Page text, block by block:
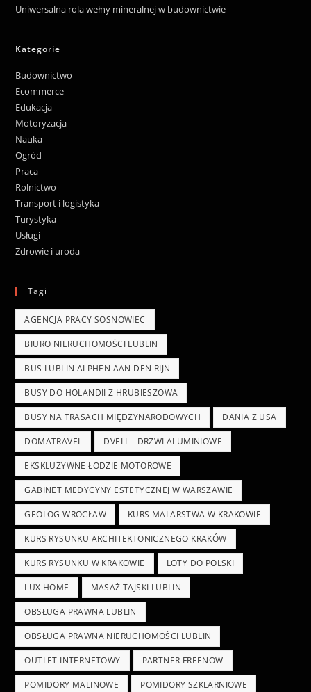
Uniwersalna rola wełny mineralnej w budownictwie
Kategorie
Budownictwo
Ecommerce
Edukacja
Motoryzacja
Nauka
Ogród
Praca
Rolnictwo
Transport i logistyka
Turystyka
Usługi
Zdrowie i uroda
Tagi
AGENCJA PRACY SOSNOWIEC
BIURO NIERUCHOMOŚCI LUBLIN
BUS LUBLIN ALPHEN AAN DEN RIJN
BUSY DO HOLANDII Z HRUBIESZOWA
BUSY NA TRASACH MIĘDZYNARODOWYCH DANIA Z USA
DOMATRAVEL DVELL - DRZWI ALUMINIOWE
EKSKLUZYWNE ŁODZIE MOTOROWE
GABINET MEDYCYNY ESTETYCZNEJ W WARSZAWIE
GEOLOG WROCŁAW KURS MALARSTWA W KRAKOWIE
KURS RYSUNKU ARCHITEKTONICZNEGO KRAKÓW
KURS RYSUNKU W KRAKOWIE LOTY DO POLSKI
LUX HOME MASAŻ TAJSKI LUBLIN
OBSŁUGA PRAWNA LUBLIN
OBSŁUGA PRAWNA NIERUCHOMOŚCI LUBLIN
OUTLET INTERNETOWY PARTNER FREENOW
POMIDORY MALINOWE POMIDORY SZKLARNIOWE